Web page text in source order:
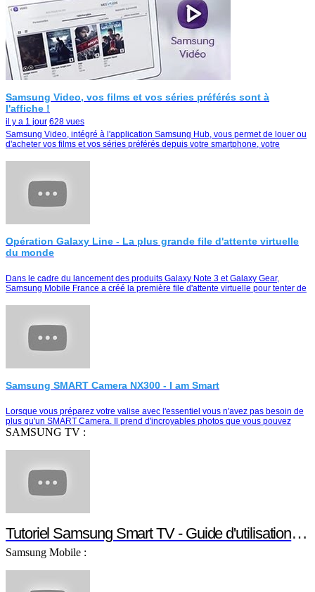
Samsung Video, vos films et vos séries préférés sont à
l'affiche !
il y a 1 jour 628 vues
Samsung Video, intégré à l'application Samsung Hub, vous permet de louer ou
d'acheter vos films et vos séries préférés depuis votre smartphone, votre
Opération Galaxy Line - La plus grande file d'attente virtuelle
du monde
Dans le cadre du lancement des produits Galaxy Note 3 et Galaxy Gear,
Samsung Mobile France a créé la première file d'attente virtuelle pour tenter de
Samsung SMART Camera NX300 - I am Smart
Lorsque vous préparez votre valise avec l'essentiel vous n'avez pas besoin de
plus qu'un SMART Camera. Il prend d'incroyables photos que vous pouvez
partager instantanément e…
SAMSUNG TV :
Tutoriel Samsung Smart TV - Guide d'utilisation Smart TV
Samsung Mobile :